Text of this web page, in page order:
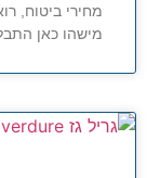
מחירי ביטוח,
מישהו כאן